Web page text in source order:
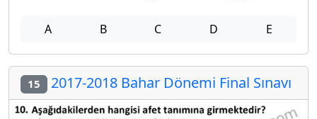
A B C D E
15 2017-2018 Bahar Dönemi Final Sınavı